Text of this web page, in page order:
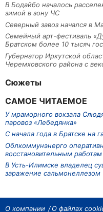
В Бодайбо началось
зимой в зону ЧС
Северный завоз начался в
Семейный арт-фестиваль
Братском более 10 тысяч
Губернатор Иркутской
Черемховского района с
Сюжеты
САМОЕ ЧИТАЕМОЕ
У мраморного вокзала
паровоз «Лебедянка»
С начала года в Братске на
Облкоммунэнерго
восстановительным работам
В Усть-Илимске владелец
заражение сальмонеллезом
О компании О файлах